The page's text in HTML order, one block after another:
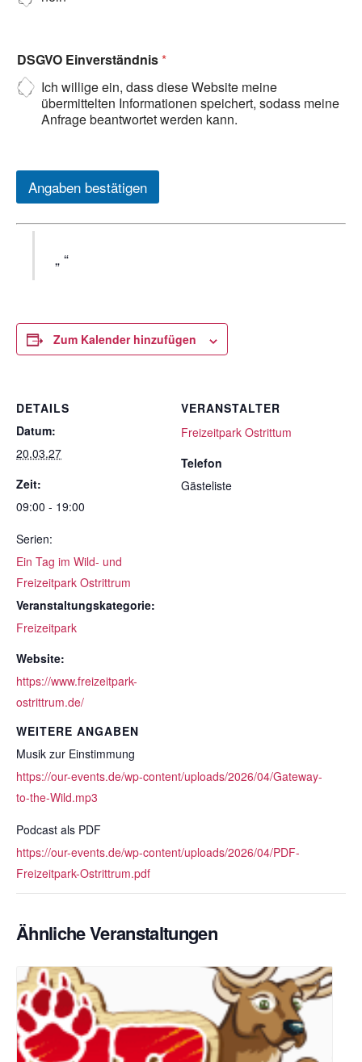
DSGVO Einverständnis*
Ich willige ein, dass diese Website meine
übermittelten Informationen speichert, sodass meine
Anfrage beantwortet werden kann.
Angaben bestätigen
Zum Kalender hinzufügen
DETAILS
Datum:
20.03.27
Zeit:
09:00 - 19:00
Serien:
Ein Tag im Wild- und
Freizeitpark Ostrittrum
Veranstaltungskategorie:
Freizeitpark
Website:
https://www.freizeitpark-
ostrittrum.de/
VERANSTALTER
Freizeitpark Ostrittum
Telefon
Gästeliste
WEITERE ANGABEN
Musik zur Einstimmung
https://our-events.de/wp-content/uploads/2026/04/Gateway-
to-the-Wild.mp3
Podcast als PDF
https://our-events.de/wp-content/uploads/2026/04/PDF-
Freizeitpark-Ostrittrum.pdf
Ähnliche Veranstaltungen